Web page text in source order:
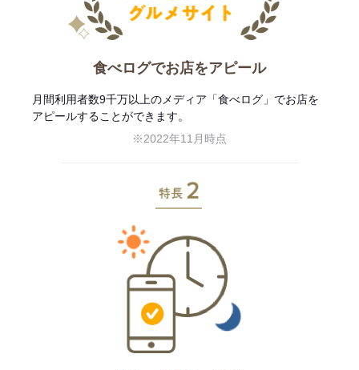
食べログでお店をアピール
月間利用者数9千万以上のメディア「食べログ」でお店を
アピールすることができます。
※2022年11月時点